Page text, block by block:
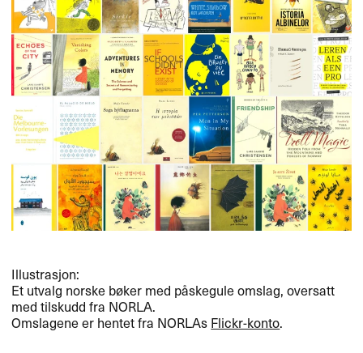
Illustrasjon:
Et utvalg norske bøker med påskegule omslag, oversatt
med tilskudd fra NORLA.
Omslagene er hentet fra NORLAs Flickr-konto.